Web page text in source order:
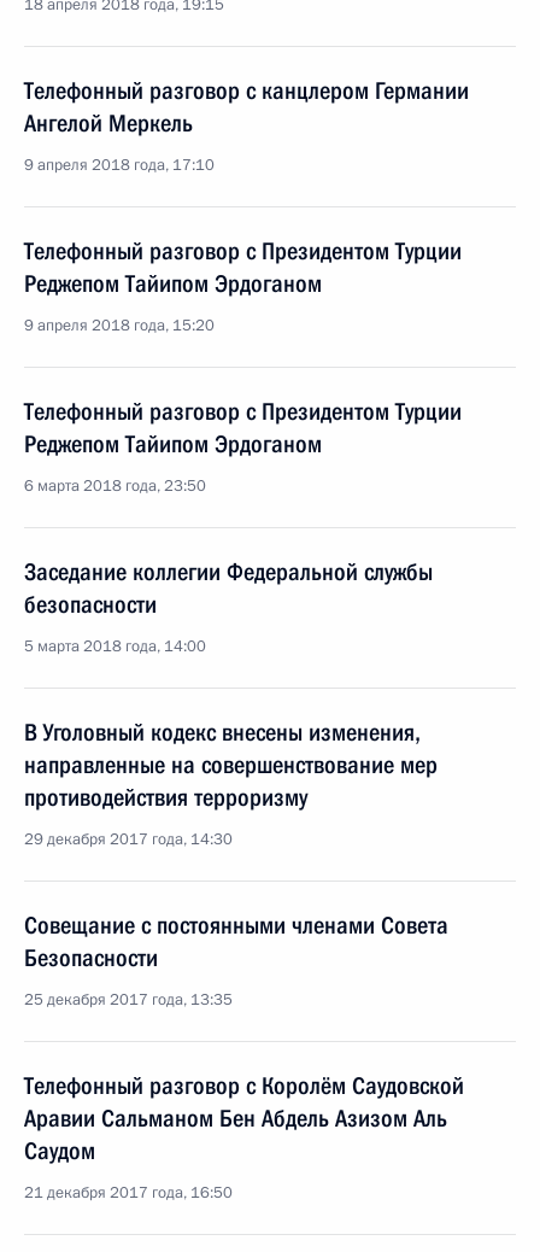
18 апреля 2018 года, 19:15
Телефонный разговор с канцлером Германии
Ангелой Меркель
9 апреля 2018 года, 17:10
Телефонный разговор с Президентом Турции
Реджепом Тайипом Эрдоганом
9 апреля 2018 года, 15:20
Телефонный разговор с Президентом Турции
Реджепом Тайипом Эрдоганом
6 марта 2018 года, 23:50
Заседание коллегии Федеральной службы
безопасности
5 марта 2018 года, 14:00
В Уголовный кодекс внесены изменения,
направленные на совершенствование мер
противодействия терроризму
29 декабря 2017 года, 14:30
Совещание с постоянными членами Совета
Безопасности
25 декабря 2017 года, 13:35
Телефонный разговор с Королём Саудовской
Аравии Сальманом Бен Абдель Азизом Аль
Саудом
21 декабря 2017 года, 16:50